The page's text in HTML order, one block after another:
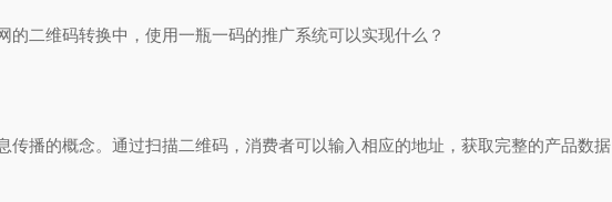
二维码转换中，使用一瓶一码的推广系统可以实现什么？
的概念。通过扫描二维码，消费者可以输入相应的地址，获取完整的产品数据